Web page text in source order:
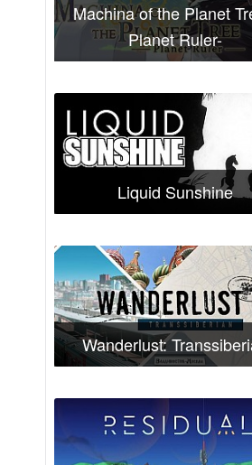
Machina of the Planet
Planet Ruler-
Liquid Sunshine
Wanderlust: